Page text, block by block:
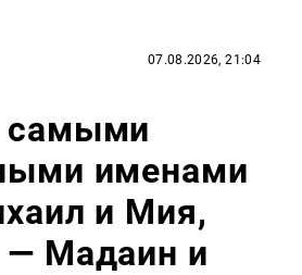
07.08.2026, 21:04
именами
и Мия,
Мадаин и